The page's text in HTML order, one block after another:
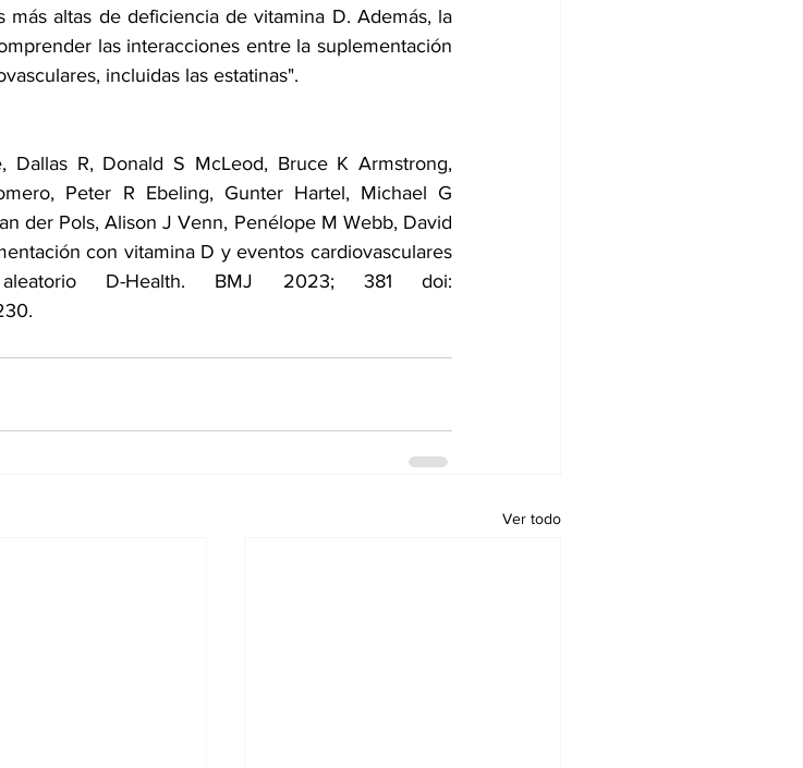
más altas de deficiencia de vitamina D. Además, la
las interacciones entre la suplementación
incluidas las estatinas".
Dallas R, Donald S McLeod, Bruce K Armstrong,
Peter R Ebeling, Gunter Hartel, Michael G
der Pols, Alison J Venn, Penélope M Webb, David
con vitamina D y eventos cardiovasculares
D-Health. B
.
Ver todo